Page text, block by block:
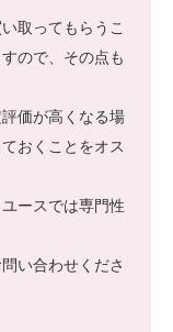
取ってもらうこ
ので、その点も
価が高くなる場
おくことをオス
ースでは専門性
い合わせくださ